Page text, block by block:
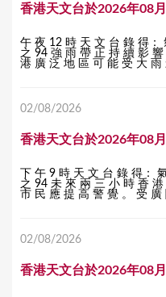
香港天文台於2026年08
午 夜 12 時 天 文 台 錄 得：
之 94 強 雨 帶 正 持 續 影
港 廣 泛 地 區 可 能 受 大 雨
02/08/2026
香港天文台於2026年08
下 午 9 時 天 文 台 錄 得：
之 94 未 來 兩 三 小 時 香
市 民 應 提 高 警 覺 。 受 廣
02/08/2026
香港天文台於2026年08